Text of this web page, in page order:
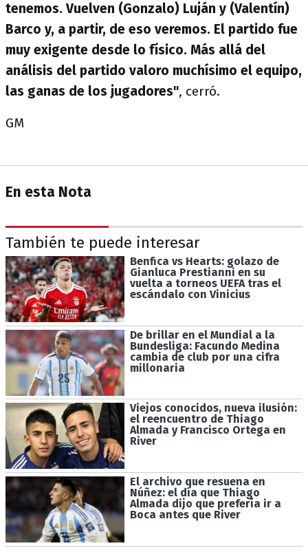
tenemos. Vuelven (Gonzalo) Luján y (Valentín)
Barco y, a partir, de eso veremos. El partido fue
muy exigente desde lo físico. Más allá del
análisis del partido valoro muchísimo el equipo,
las ganas de los jugadores", cerró.
GM
En esta Nota
También te puede interesar
Benfica vs Hearts: golazo de
Gianluca Prestianni en su
vuelta a torneos UEFA tras el
escándalo con Vinicius
De brillar en el Mundial a la
Bundesliga: Facundo Medina
cambia de club por una cifra
millonaria
Viejos conocidos, nueva ilusión:
el reencuentro de Thiago
Almada y Francisco Ortega en
River
El archivo que resuena en
Núñez: el día que Thiago
Almada dijo que prefería ir a
Boca antes que River